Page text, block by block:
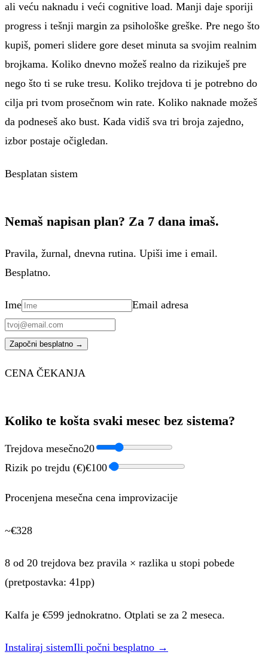
ali veću naknadu i veći cognitive load. Manji daje sporiji
progress i tešnji margin za psihološke greške. Pre nego što
kupiš, pomeri slidere gore deset minuta sa svojim realnim
brojkama. Koliko dnevno možeš realno da rizikuješ pre
nego što ti se ruke tresu. Koliko trejdova ti je potrebno do
cilja pri tvom prosečnom win rate. Koliko naknade možeš
da podneseš ako bust. Kada vidiš sva tri broja zajedno,
izbor postaje očigledan.
Besplatan sistem
Nemaš napisan plan? Za 7 dana imaš.
Pravila, žurnal, dnevna rutina. Upiši ime i email.
Besplatno.
Ime Email adresa
Započni besplatno →
CENA ČEKANJA
Koliko te košta svaki mesec bez sistema?
Trejdova mesečno20
Rizik po trejdu (€)€100
Procenjena mesečna cena improvizacije
~€328
8 od 20 trejdova bez pravila × razlika u stopi pobede
(pretpostavka: 41pp)
Kalfa je €599 jednokratno. Otplati se za 2 meseca.
Instaliraj sistemIli počni besplatno →